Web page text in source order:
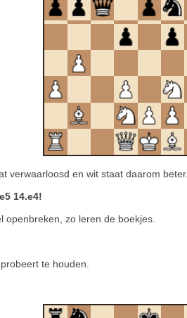
verwaarloosd en wit staat daarom beter.
14.e4!
openbreken, zo leren de boekjes.
te houden.